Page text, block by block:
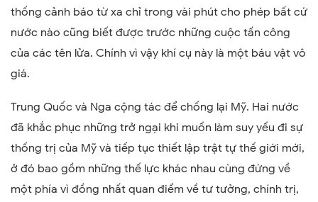
thống cảnh báo từ xa chỉ trong vài phút cho phép bất cứ
nước nào cũng biết được trước những cuộc tấn công
của các tên lửa. Chính vì vậy khí cụ này là một báu vật vô
giá.
Trung Quốc và Nga cộng tác để chống lại Mỹ. Hai nước
đã khắc phục những trở ngại khi muốn làm suy yếu đi sự
thống trị của Mỹ và tiếp tục thiết lập trật tự thế giới mới,
ở đó bao gồm những thế lực khác nhau cùng đứng về
một phía vì đồng nhất quan điểm về tư tưởng, chính trị,